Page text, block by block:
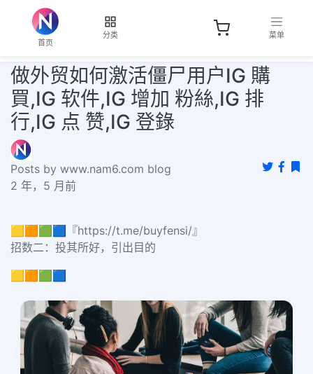
首页
分类 菜单
做外贸如何激活僵尸用户IG 購
買,IG 软件,IG 增加 粉絲,IG 排
行,IG 点 赞,IG 登錄
Posts by www.nam6.com blog
2 年，5 月前
🟨🟧🟩🟦『https://t.me/buyfensi/』
招数二：投其所好，引出目的
🟨🟧🟩🟦